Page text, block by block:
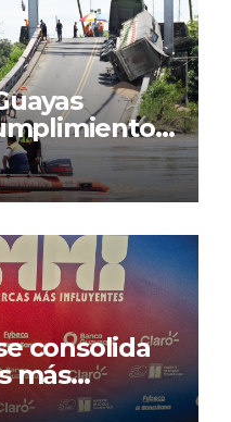
y
puente
en
consolida
más